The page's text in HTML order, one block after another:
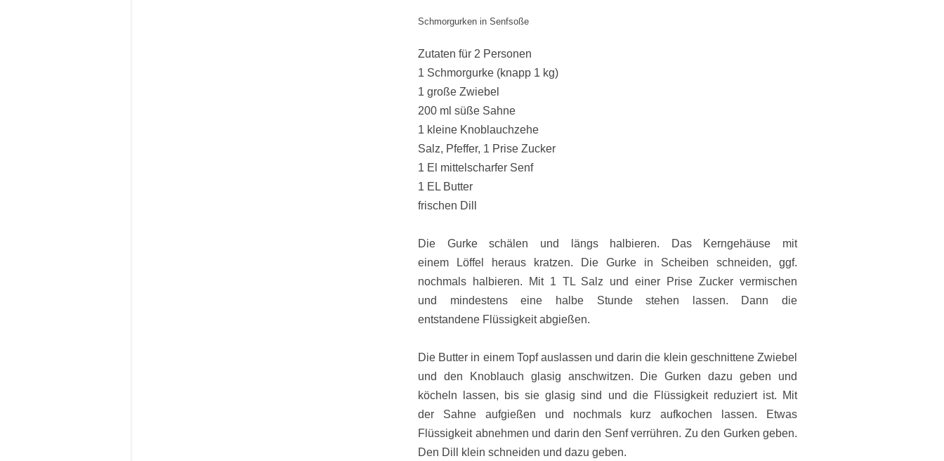
Schmorgurken in Senfsoße
Zutaten für 2 Personen
1 Schmorgurke (knapp 1 kg)
1 große Zwiebel
200 ml süße Sahne
1 kleine Knoblauchzehe
Salz, Pfeffer, 1 Prise Zucker
1 El mittelscharfer Senf
1 EL Butter
frischen Dill
Die Gurke schälen und längs halbieren. Das Kerngehäuse mit
einem Löffel heraus kratzen. Die Gurke in Scheiben schneiden, ggf.
nochmals halbieren. Mit 1 TL Salz und einer Prise Zucker vermischen
und mindestens eine halbe Stunde stehen lassen. Dann die
entstandene Flüssigkeit abgießen.
Die Butter in einem Topf auslassen und darin die klein geschnittene Zwiebel
und den Knoblauch glasig anschwitzen. Die Gurken dazu geben und
köcheln lassen, bis sie glasig sind und die Flüssigkeit reduziert ist. Mit
der Sahne aufgießen und nochmals kurz aufkochen lassen. Etwas
Flüssigkeit abnehmen und darin den Senf verrühren. Zu den Gurken geben.
Den Dill klein schneiden und dazu geben.